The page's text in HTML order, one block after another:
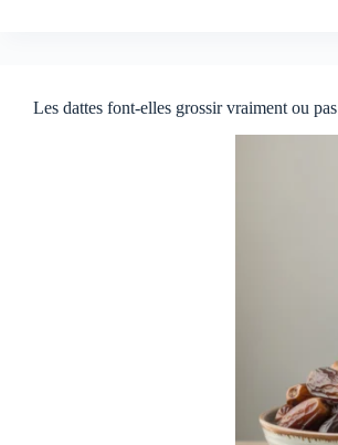
Les dattes font-elles grossir vraiment ou pas